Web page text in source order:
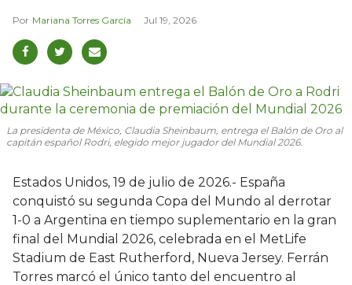
Mariana Torres García Jul 19, 2026
La presidenta de México, Claudia Sheinbaum, entrega el Balón de Oro al
capitán español Rodri, elegido mejor jugador del Mundial 2026.
Estados Unidos, 19 de julio de 2026.- España
conquistó su segunda Copa del Mundo al derrotar
1-0 a Argentina en tiempo suplementario en la gran
final del Mundial 2026, celebrada en el MetLife
Stadium de East Rutherford, Nueva Jersey. Ferrán
Torres marcó el único tanto del encuentro al